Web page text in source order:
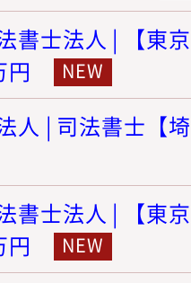
書士法人 | 【東
円
人 | 司法書士【
書士法人 | 【東
円